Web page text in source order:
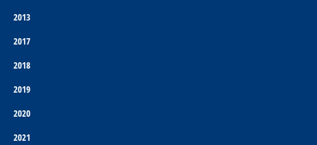
2013
2017
2018
2019
2020
2021